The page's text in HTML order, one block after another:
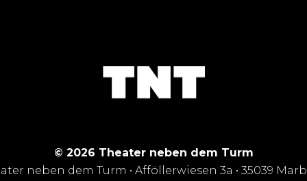
© 2026 Theater neben dem Turm
neben dem Turm • Afföllerwiesen 3a • 35039